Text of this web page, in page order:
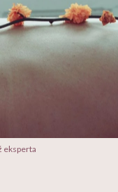
eksperta